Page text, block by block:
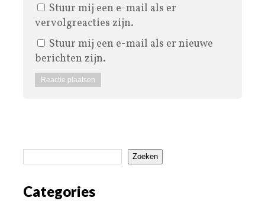
Stuur mij een e-mail als er
vervolgreacties zijn.
Stuur mij een e-mail als er nieuwe
berichten zijn.
Zoeken
Categories